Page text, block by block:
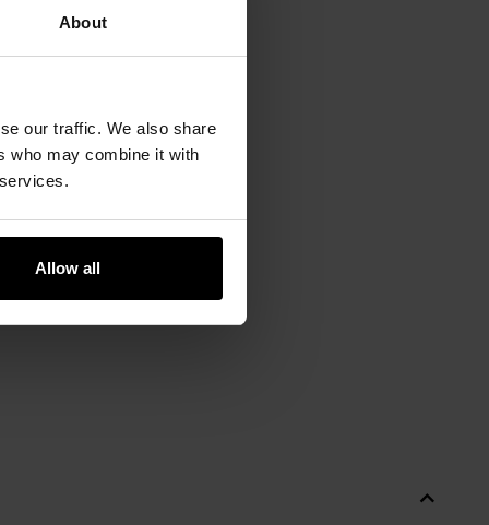
About
our traffic. We also share
who may combine it with
Allow all